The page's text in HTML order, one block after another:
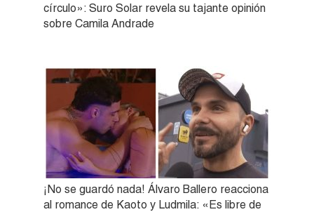
círculo»: Suro Solar revela su tajante opinión
sobre Camila Andrade
¡No se guardó nada! Álvaro Ballero reacciona
al romance de Kaoto y Ludmila: «Es libre de